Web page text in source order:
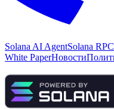
Solana AI AgentSolana RPC
White PaperНовости